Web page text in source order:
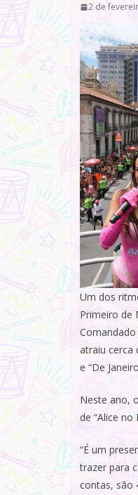
2 de
Um dos
Primeiro de
atraiu cerca
e “De
Neste ano,
de “Alice no
“É um
trazer para
contas, são